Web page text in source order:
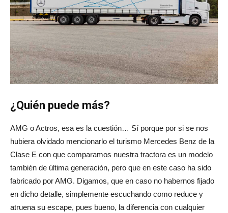
¿Quién puede más?
AMG o Actros, esa es la cuestión… Sí porque por si se nos
hubiera olvidado mencionarlo el turismo Mercedes Benz de la
Clase E con que comparamos nuestra tractora es un modelo
también de última generación, pero que en este caso ha sido
fabricado por AMG. Digamos, que en caso no habernos fijado
en dicho detalle, simplemente escuchando como reduce y
atruena su escape, pues bueno, la diferencia con cualquier